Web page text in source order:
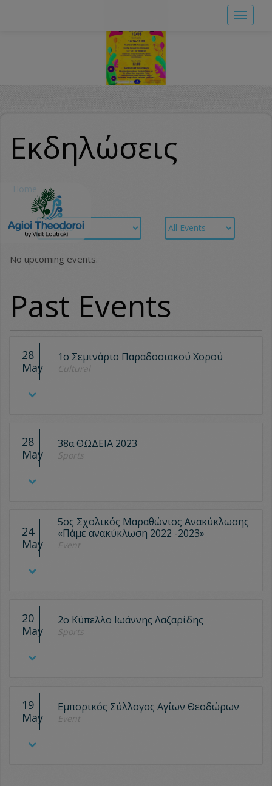
Toggle
Εκδηλώσεις
Home
No upcoming events.
Past Events
28
May
1ο Σεμινάριο Παραδοσιακού Χορού
Cultural
28
May
38α ΘΩΔΕΙΑ 2023
Sports
24
May
5ος Σχολικός Μαραθώνιος Ανακύκλωσης
«Πάμε ανακύκλωση 2022 -2023»
Event
20
May
2ο Κύπελλο Ιωάννης Λαζαρίδης
Sports
19
May
Εμπορικός Σύλλογος Αγίων Θεοδώρων
Event